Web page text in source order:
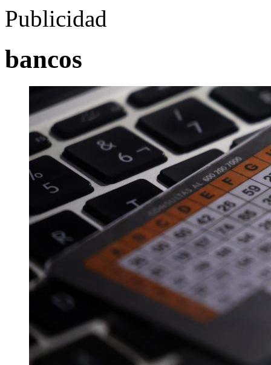
Publicidad
bancos